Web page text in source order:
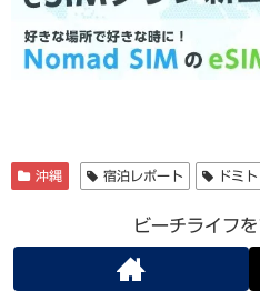
沖縄 宿泊レポート ドミ
ビーチライフ